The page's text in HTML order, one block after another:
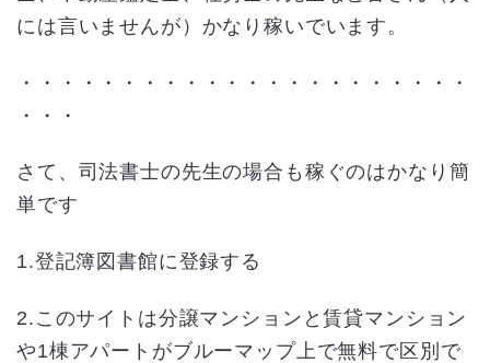
には言いませんが）かなり稼いでいます。
・・・・・・・・・・・・・・・・・・・・・・
・・・
さて、司法書士の先生の場合も稼ぐのはかなり簡
単です
1.登記簿図書館に登録する
2.このサイトは分譲マンションと賃貸マンション
や1棟アパートがブルーマップ上で無料で区別で